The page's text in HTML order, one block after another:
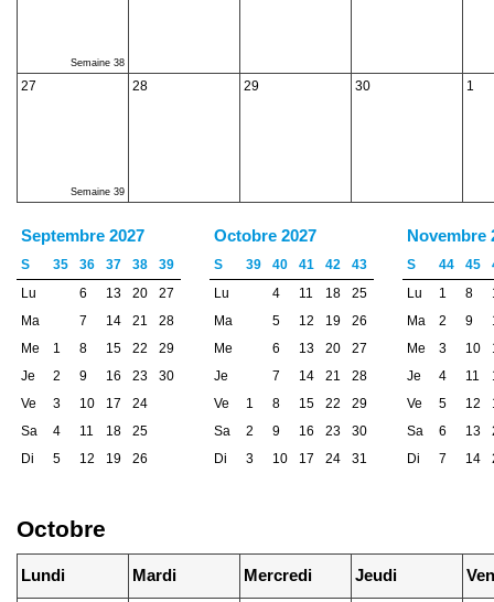
Semaine 38
27
Semaine 39
28 29 30 1
Septembre 2027
S 35 36 37 38
39
Lu
6 13 20
27
Ma
7 14 21
28
Me
1 8 15 22
29
Je
2 9 16 23
30
Ve
3 10 17
24
Sa
4 11 18
25
Di
5 12 19 26
Octobre 2027
S 39 40 41 42
43
Lu
4 11 18
25
Ma
5 12 19
26
Me
6 13 20
27
Je
7 14 21
28
Ve
1 8 15 22
29
Sa
2 9 16 23
30
Di
3 10 17 24 31
Novembre
S 44 45
Lu
1 8
Ma
2 9
Me
3 10
Je
4 11
Ve
5 12
Sa
6 13
Di
7 14
Octobre
Lundi Mardi Mercredi Jeudi